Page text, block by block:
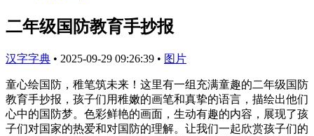
二年级国防教育手抄报
汉字字典 • 2025-09-29 09:26:39 • 图片
童心绘国防，稚笔筑未来！这里有一组充满童趣的二年级国防
教育手抄报，孩子们用稚嫩的画笔和真挚的语言，描绘出他们
心中的国防梦。色彩鲜艳的画面，生动有趣的内容，展现了孩
子们对国家的热爱和对国防的理解。让我们一起欣赏孩子们的